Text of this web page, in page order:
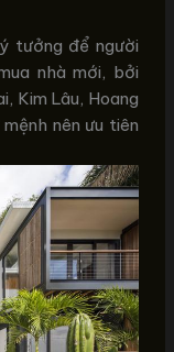
tưởng để người
nhà mới, bởi
Kim Lâu, Hoang
nên ưu tiên